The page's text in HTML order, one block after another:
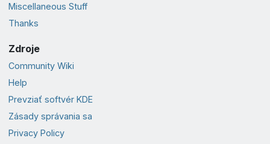
Miscellaneous Stuff
Thanks
Zdroje
Community Wiki
Help
Prevziať softvér KDE
Zásady správania sa
Privacy Policy